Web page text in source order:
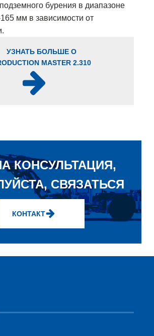
бурения в диапазоне
мм в зависимости от
УЗНАТЬ БОЛЬШЕ О
MASTER 2.310
КОНСУЛЬТАЦИЯ,
СВЯЗАТЬСЯ
КОНТАКТ